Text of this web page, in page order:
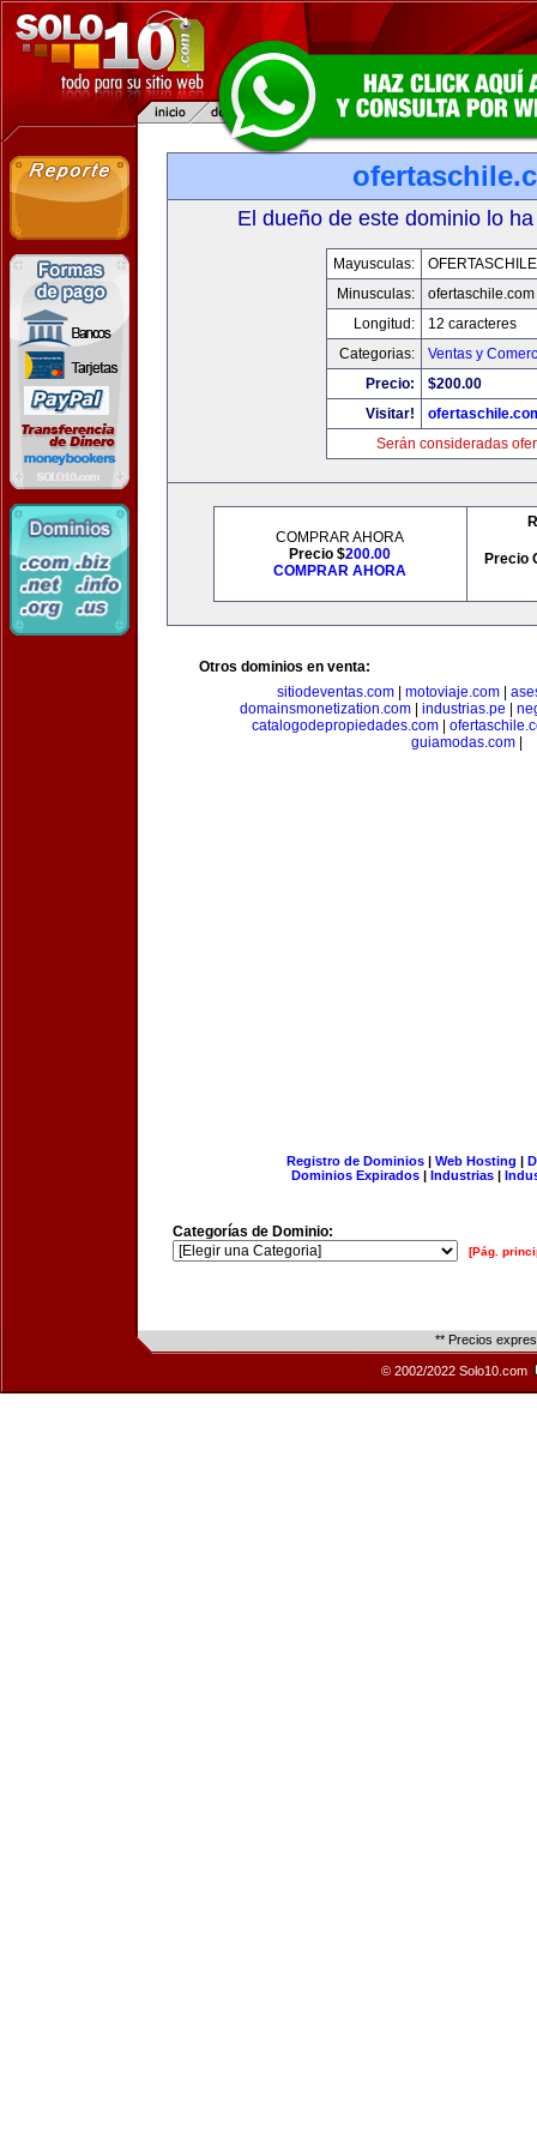
El dueño de este dominio lo
Mayusculas:
Minusculas:
ofertaschile.com
Longitud:
12 caracteres
Categorias:
Ventas y
Precio:
$200.00
Visitar!
Serán consideradas
COMPRAR AHORA
Precio $200.00
COMPRAR AHORA
Precio
Otros dominios en venta:
sitiodeventas.com
motoviaje.com
domainsmonetization.com| industrias.pe
catalogodepropiedades.com|
guiamodas.com|
Registro de Dominios| Web Hosting |
Dominios Expirados | Industrias |
Categorías de Dominio:
[Pág.
** Precios
© 2002/2022 Solo10.com